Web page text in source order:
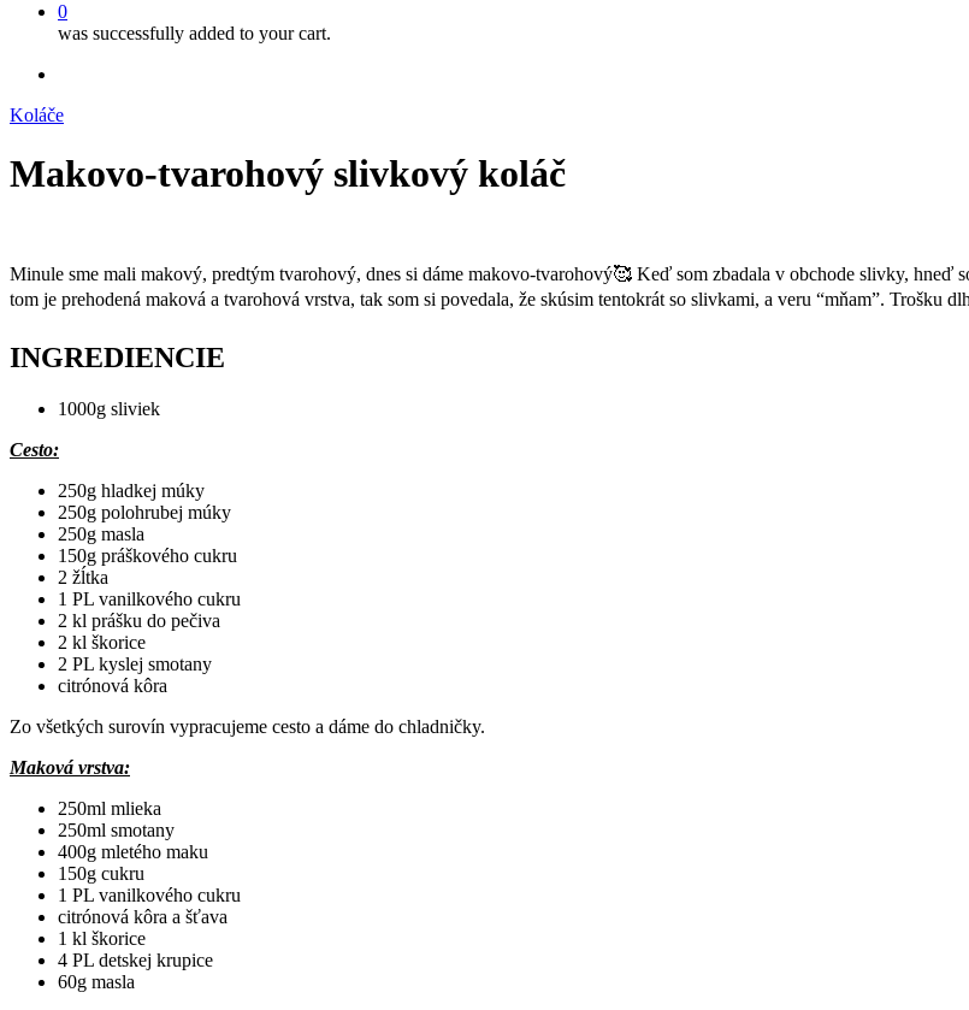
0
was successfully added to your cart.
Koláče
Makovo-tvarohový slivkový koláč
Minule sme mali makový, predtým tvarohový, dnes si dáme makovo-tvarohový🥰 Keď som zbadala v obchode slivky, hneď
tom je prehodená maková a tvarohová vrstva, tak som si povedala, že skúsim tentokrát so slivkami, a veru “mňam”. Trošku
INGREDIENCIE
1000g sliviek
Cesto:
250g hladkej múky
250g polohrubej múky
250g masla
150g práškového cukru
2 žĺtka
1 PL vanilkového cukru
2 kl prášku do pečiva
2 kl škorice
2 PL kyslej smotany
citrónová kôra
Zo všetkých surovín vypracujeme cesto a dáme do chladničky.
Maková vrstva:
250ml mlieka
250ml smotany
400g mletého maku
150g cukru
1 PL vanilkového cukru
citrónová kôra a šťava
1 kl škorice
4 PL detskej krupice
60g masla